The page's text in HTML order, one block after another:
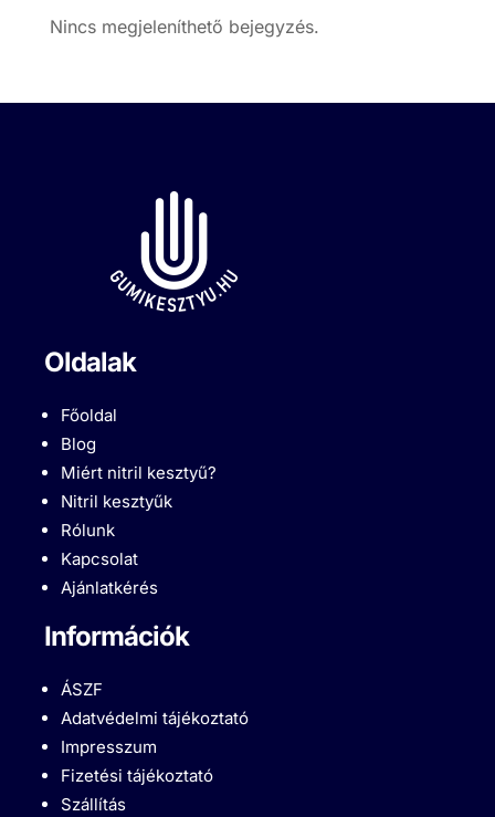
Nincs megjeleníthető bejegyzés.
Oldalak
Főoldal
Blog
Miért nitril kesztyű?
Nitril kesztyűk
Rólunk
Kapcsolat
Ajánlatkérés
Információk
ÁSZF
Adatvédelmi tájékoztató
Impresszum
Fizetési tájékoztató
Szállítás